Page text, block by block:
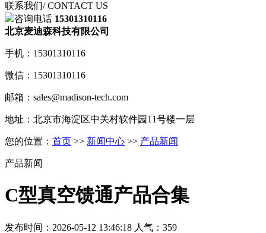
联系我们/ CONTACT US
咨询电话 15301310116
北京麦迪森科技有限公司
手机：15301310116
微信：15301310116
邮箱：sales@madison-tech.com
地址：北京市海淀区中关村软件园11号楼一层
您的位置： 首页 >> 新闻中心 >> 产品新闻
产品新闻
C型真空馈通产品合集
发布时间：2026-05-12 13:46:18 人气：359